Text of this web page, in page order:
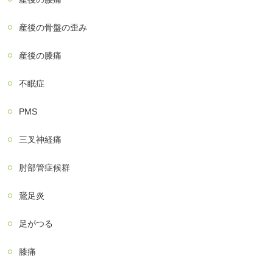
産後の骨盤の歪み
産後の膝痛
不眠症
PMS
三叉神経痛
肘部管症候群
鵞足炎
足がつる
膝痛